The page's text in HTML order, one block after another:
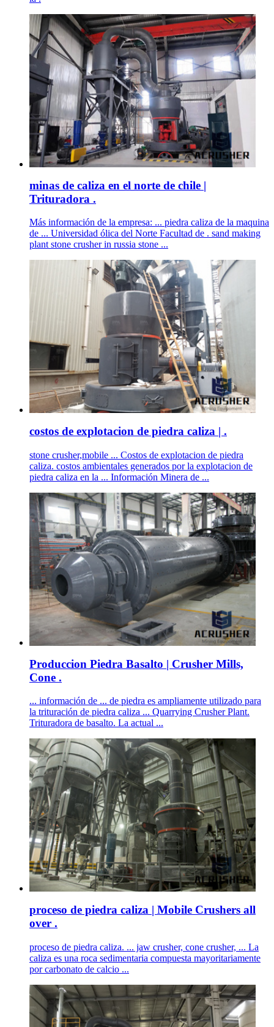
minas de caliza en el norte de chile |
Trituradora .
Más información de la empresa: ... piedra caliza de la maquina
de ... Universidad ólica del Norte Facultad de . sand making
plant stone crusher in russia stone ...
costos de explotacion de piedra caliza | .
stone crusher,mobile ... Costos de explotacion de piedra
caliza. costos ambientales generados por la explotacion de
piedra caliza en la ... Información Minera de ...
Produccion Piedra Basalto | Crusher Mills,
Cone .
... información de ... de piedra es ampliamente utilizado para
la trituración de piedra caliza ... Quarrying Crusher Plant.
Trituradora de basalto. La actual ...
proceso de piedra caliza | Mobile Crushers all
over .
proceso de piedra caliza. ... jaw crusher, cone crusher, ... La
caliza es una roca sedimentaria compuesta mayoritariamente
por carbonato de calcio ...